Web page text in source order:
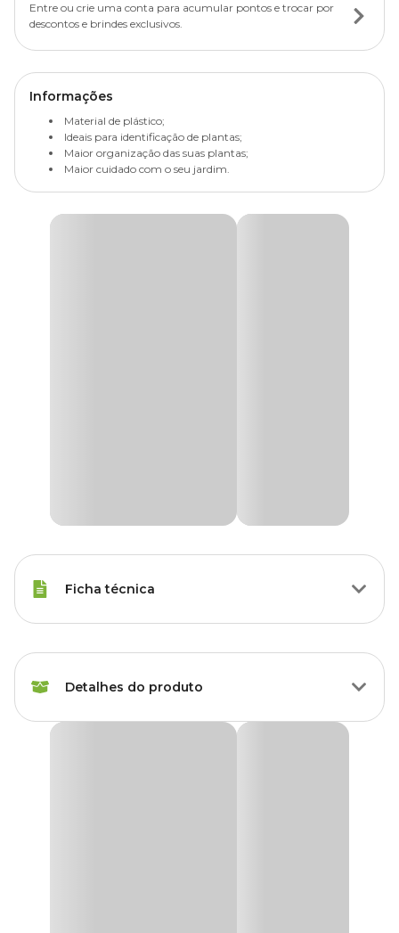
Entre ou crie uma conta para acumular pontos e trocar por
descontos e brindes exclusivos.
Informações
Material de plástico;
Ideais para identificação de plantas;
Maior organização das suas plantas;
Maior cuidado com o seu jardim.
Ficha técnica
Gênero Unissex
Detalhes do produto